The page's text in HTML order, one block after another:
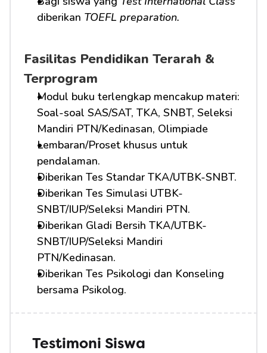
diberikan TOEFL preparation.
Fasilitas Pendidikan Terarah &
Terprogram
Modul buku terlengkap mencakup materi:
Soal-soal SAS/SAT, TKA, SNBT, Seleksi
Mandiri PTN/Kedinasan, Olimpiade
Lembaran/Proset khusus untuk
pendalaman.
Diberikan Tes Standar TKA/UTBK-SNBT.
Diberikan Tes Simulasi UTBK-
SNBT/IUP/Seleksi Mandiri PTN.
Diberikan Gladi Bersih TKA/UTBK-
SNBT/IUP/Seleksi Mandiri
PTN/Kedinasan.
Diberikan Tes Psikologi dan Konseling
bersama Psikolog.
Testimoni Siswa